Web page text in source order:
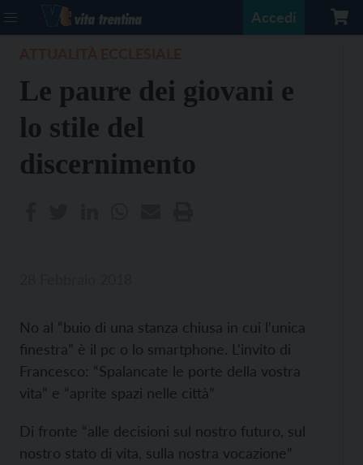
Accedi
Le paure dei giovani e
lo stile del
discernimento
No al “buio di una stanza chiusa in cui l’unica
finestra” è il pc o lo smartphone. L'invito di
Francesco: “Spalancate le porte della vostra
vita” e “aprite spazi nelle città”
Di fronte “alle decisioni sul nostro futuro, sul
nostro stato di vita, sulla nostra vocazione”